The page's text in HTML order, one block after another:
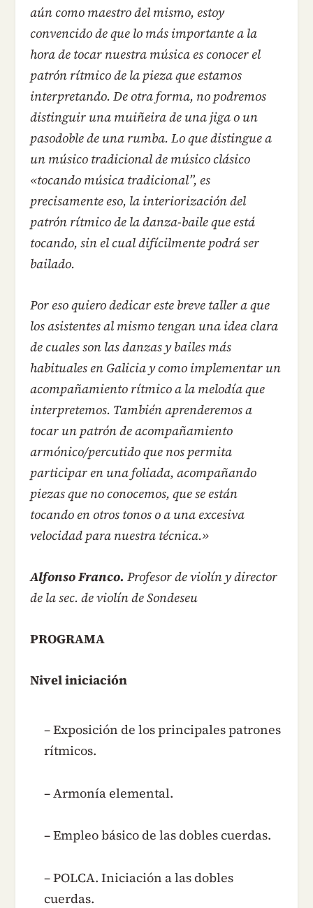
aún como maestro del mismo, estoy
convencido de que lo más importante a la
hora de tocar nuestra música es conocer el
patrón rítmico de la pieza que estamos
interpretando. De otra forma, no podremos
distinguir una muiñeira de una jiga o un
pasodoble de una rumba. Lo que distingue a
un músico tradicional de músico clásico
«tocando música tradicional”, es
precisamente eso, la interiorización del
patrón rítmico de la danza-baile que está
tocando, sin el cual difícilmente podrá ser
bailado.
Por eso quiero dedicar este breve taller a que
los asistentes al mismo tengan una idea clara
de cuales son las danzas y bailes más
habituales en Galicia y como implementar un
acompañamiento rítmico a la melodía que
interpretemos. También aprenderemos a
tocar un patrón de acompañamiento
armónico/percutido que nos permita
participar en una foliada, acompañando
piezas que no conocemos, que se están
tocando en otros tonos o a una excesiva
velocidad para nuestra técnica.»
Alfonso Franco. Profesor de violín y director
de la sec. de violín de Sondeseu
PROGRAMA
Nivel iniciación
– Exposición de los principales patrones
rítmicos.
– Armonía elemental.
– Empleo básico de las dobles cuerdas.
– POLCA. Iniciación a las dobles
cuerdas.